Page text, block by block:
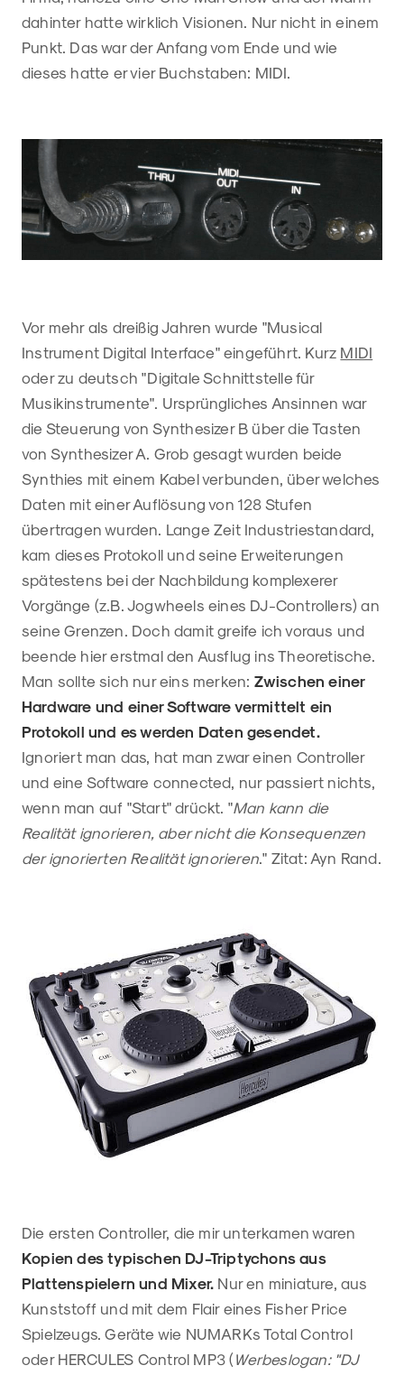
dahinter hatte wirklich Visionen. Nur nicht in einem
Punkt. Das war der Anfang vom Ende und wie
dieses hatte er vier Buchstaben: MIDI.
Vor mehr als dreißig Jahren wurde "Musical
Instrument Digital Interface" eingeführt. Kurz MIDI
oder zu deutsch "Digitale Schnittstelle für
Musikinstrumente". Ursprüngliches Ansinnen war
die Steuerung von Synthesizer B über die Tasten
von Synthesizer A. Grob gesagt wurden beide
Synthies mit einem Kabel verbunden, über welches
Daten mit einer Auflösung von 128 Stufen
übertragen wurden. Lange Zeit Industriestandard,
kam dieses Protokoll und seine Erweiterungen
spätestens bei der Nachbildung komplexerer
Vorgänge (z.B. Jogwheels eines DJ-Controllers) an
seine Grenzen. Doch damit greife ich voraus und
beende hier erstmal den Ausflug ins Theoretische.
Man sollte sich nur eins merken: Zwischen einer
Hardware und einer Software vermittelt ein
Protokoll und es werden Daten gesendet.
Ignoriert man das, hat man zwar einen Controller
und eine Software connected, nur passiert nichts,
wenn man auf "Start" drückt. "Man kann die
Realität ignorieren, aber nicht die Konsequenzen
der ignorierten Realität ignorieren ." Zitat: Ayn Rand.
Die ersten Controller, die mir unterkamen waren
Kopien des typischen DJ-Triptychons aus
Plattenspielern und Mixer. Nur en miniature, aus
Kunststoff und mit dem Flair eines Fisher Price
Spielzeugs. Geräte wie NUMARKs Total Control
oder HERCULES Control MP3 ( Werbeslogan: "DJ